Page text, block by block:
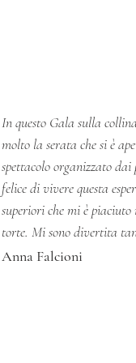
In questo Gala sulla
molto la serata che si è
spettacolo organizzato
felice di vivere questa
superiori che mi è
torte. Mi sono divertita
Anna Falcioni